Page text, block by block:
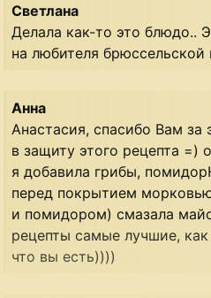
Светлана
Делала как-то это блюдо..
на любителя брюссельской
Анна
Анастасия, спасибо Вам за
в защиту этого рецепта =)
я добавила грибы,
перед покрытием
и помидором) смазала
рецепты самые лучшие,
что вы есть))))